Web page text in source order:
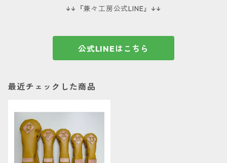
↓↓『兼々工房公式LINE』↓↓
公式LINEはこちら
最近チェックした商品